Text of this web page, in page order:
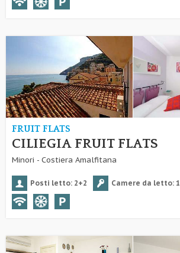
FRUIT FLATS
CILIEGIA FRUIT FLATS
Minori - Costiera Amalfitana
Posti letto: 2+2 Camere da letto: 1